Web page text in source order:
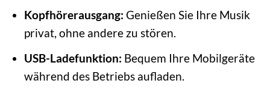
Kopfhörerausgang: Genießen Sie Ihre Musik
privat, ohne andere zu stören.
USB-Ladefunktion: Bequem Ihre Mobilgeräte
während des Betriebs aufladen.